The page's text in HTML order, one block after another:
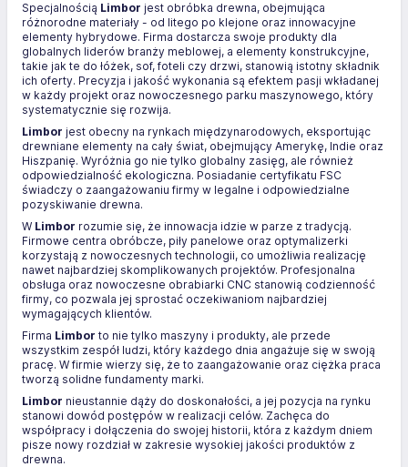
Specjalnością Limbor jest obróbka drewna, obejmująca
różnorodne materiały - od litego po klejone oraz innowacyjne
elementy hybrydowe. Firma dostarcza swoje produkty dla
globalnych liderów branży meblowej, a elementy konstrukcyjne,
takie jak te do łóżek, sof, foteli czy drzwi, stanowią istotny składnik
ich oferty. Precyzja i jakość wykonania są efektem pasji wkładanej
w każdy projekt oraz nowoczesnego parku maszynowego, który
systematycznie się rozwija.
Limbor jest obecny na rynkach międzynarodowych, eksportując
drewniane elementy na cały świat, obejmujący Amerykę, Indie oraz
Hiszpanię. Wyróżnia go nie tylko globalny zasięg, ale również
odpowiedzialność ekologiczna. Posiadanie certyfikatu FSC
świadczy o zaangażowaniu firmy w legalne i odpowiedzialne
pozyskiwanie drewna.
W Limbor rozumie się, że innowacja idzie w parze z tradycją.
Firmowe centra obróbcze, piły panelowe oraz optymalizerki
korzystają z nowoczesnych technologii, co umożliwia realizację
nawet najbardziej skomplikowanych projektów. Profesjonalna
obsługa oraz nowoczesne obrabiarki CNC stanowią codzienność
firmy, co pozwala jej sprostać oczekiwaniom najbardziej
wymagających klientów.
Firma Limbor to nie tylko maszyny i produkty, ale przede
wszystkim zespół ludzi, który każdego dnia angażuje się w swoją
pracę. W firmie wierzy się, że to zaangażowanie oraz ciężka praca
tworzą solidne fundamenty marki.
Limbor nieustannie dąży do doskonałości, a jej pozycja na rynku
stanowi dowód postępów w realizacji celów. Zachęca do
współpracy i dołączenia do swojej historii, która z każdym dniem
pisze nowy rozdział w zakresie wysokiej jakości produktów z
drewna.